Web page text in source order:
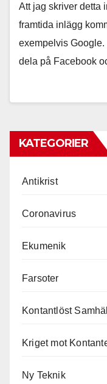
Att jag skriver detta
framtida inlägg
exempelvis
dela på Facebook
KATEGORIER
Antikrist
Coronavirus
Ekumenik
Farsoter
Kontantlöst
Kriget mot
Ny Teknik